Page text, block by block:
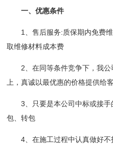
一、优惠条件
1、售后服务:质保期内免费
取维修材料成本费
2、在同等条件竞争下，我
上，真诚以最优惠的价格提供给
3、只要是本公司中标或接
包、转包
4、在施工过程中认真做好